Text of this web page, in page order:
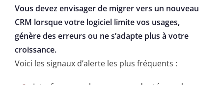
Vous devez envisager de migrer vers un nouveau
CRM lorsque votre logiciel limite vos usages,
génère des erreurs ou ne s’adapte plus à votre
croissance.
Voici les signaux d’alerte les plus fréquents :